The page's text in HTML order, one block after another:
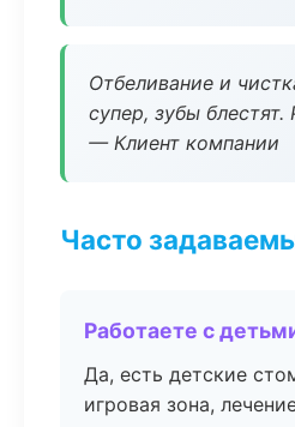
Отбеливание и
супер, зубы
— Клиент компании
Часто
Работаете с
Да, есть детские
игровая зона,